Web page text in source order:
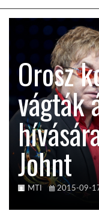
TROPICALMAGAZIN
GLOBOTV
AFRIKA TUDÁSTÁR
A NAP SZÉPE
Orosz
vágták
Johnt
MTI 2015-09-